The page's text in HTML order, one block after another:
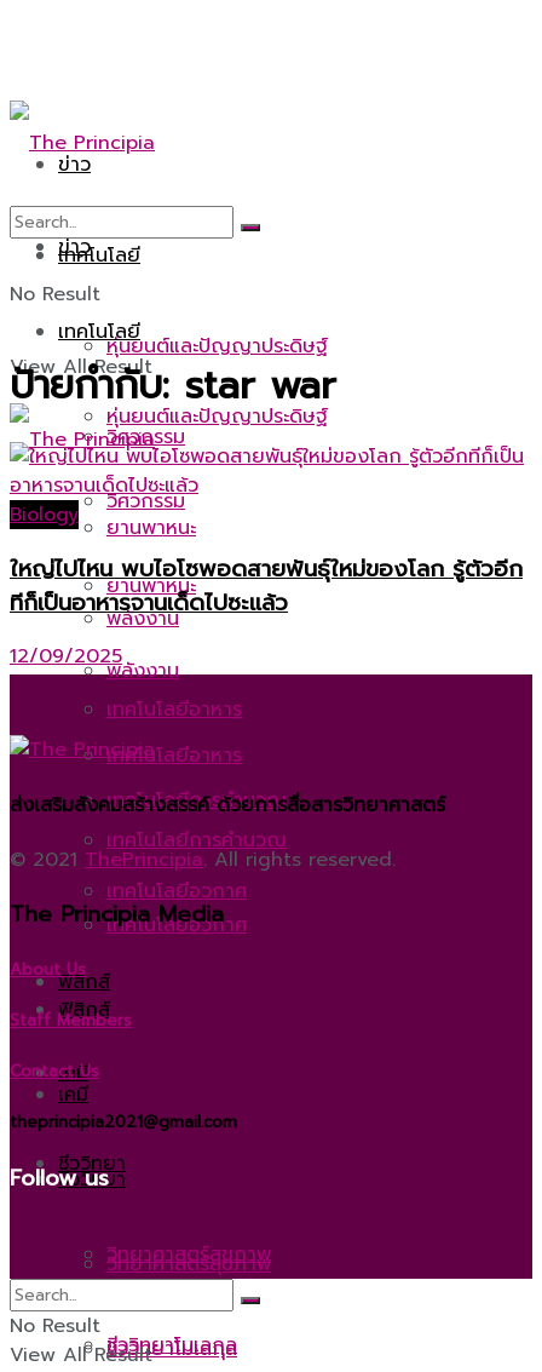
ข่าว
เทคโนโลยี
หุ่นยนต์และปัญญาประดิษฐ์
วิศวกรรม
ยานพาหนะ
พลังงาน
เทคโนโลยีอาหาร
เทคโนโลยีการคำนวณ
เทคโนโลยีอวกาศ
ฟิสิกส์
เคมี
ชีววิทยา
วิทยาศาสตร์สุขภาพ
ชีววิทยาโมเลกุล
ข่าว
เทคโนโลยี
หุ่นยนต์และปัญญาประดิษฐ์
วิศวกรรม
ยานพาหนะ
พลังงาน
เทคโนโลยีอาหาร
เทคโนโลยีการคำนวณ
เทคโนโลยีอวกาศ
ฟิสิกส์
เคมี
ชีววิทยา
วิทยาศาสตร์สุขภาพ
ชีววิทยาโมเลกุล
No Result
View All Result
ป้ายกำกับ: star war
Biology
ใหญ่ไปไหน พบไอโซพอดสายพันธุ์ใหม่ของโลก รู้ตัวอีก
ทีก็เป็นอาหารจานเด็ดไปซะแล้ว
12/09/2025
ส่งเสริมสังคมสร้างสรรค์ ด้วยการสื่อสารวิทยาศาสตร์
© 2021 ThePrincipia. All rights reserved.
The Principia Media
About Us
Staff Members
Contact Us
theprincipia2021@gmail.com
Follow us
No Result
View All Result